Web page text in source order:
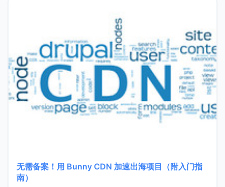
无需备案！用 Bunny CDN 加速出海项目（附入门指
南）